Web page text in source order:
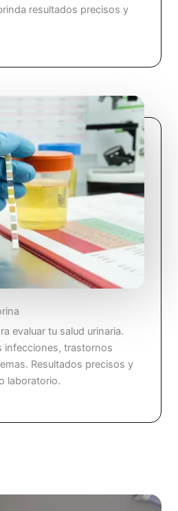
resultados precisos y
evaluar tu salud urinaria.
infecciones, trastornos
Resultados precisos y
laboratorio.